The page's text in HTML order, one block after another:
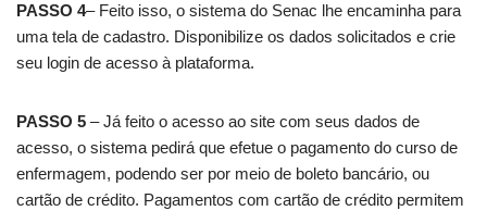
PASSO 4– Feito isso, o sistema do Senac lhe encaminha para
uma tela de cadastro. Disponibilize os dados solicitados e crie
seu login de acesso à plataforma.
PASSO 5 – Já feito o acesso ao site com seus dados de
acesso, o sistema pedirá que efetue o pagamento do curso de
enfermagem, podendo ser por meio de boleto bancário, ou
cartão de crédito. Pagamentos com cartão de crédito permitem